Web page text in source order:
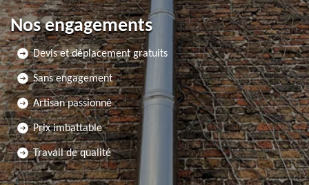
Nos engagements
Devis et déplacement gratuits
Sans engagement
Artisan passionné
Prix imbattable
Travail de qualité